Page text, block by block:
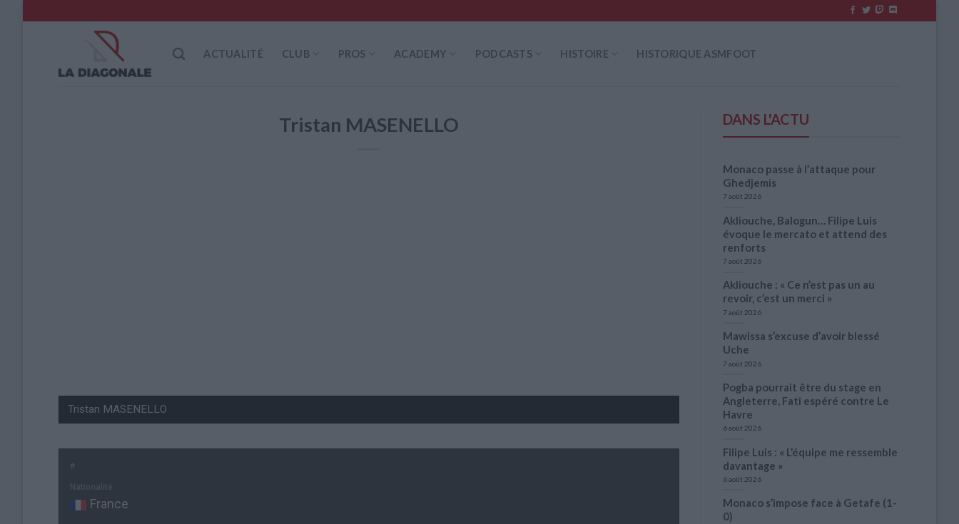
to
ACTUALITÉ CLUB PROS ACADEMY PODCASTS HISTOIRE HISTORIQUE ASMFOOT
Tristan MASENELLO
France
DANS L'ACTU
Monaco passe à l’attaque pour
Ghedjemis
7 août 2026
Akliouche, Balogun… Filipe Luis
évoque le mercato et attend des
renforts
7 août 2026
Akliouche : « Ce n’est pas un au
revoir, c’est un merci »
7 août 2026
Mawissa s’excuse d’avoir blessé
Uche
7 août 2026
Pogba pourrait être du stage en
Angleterre, Fati espéré contre Le
Havre
6 août 2026
Filipe Luis : « L’équipe me ressemble
davantage »
6 août 2026
Monaco s’impose face à Getafe (1-
0)